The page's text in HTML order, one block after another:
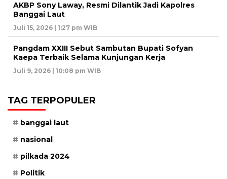
AKBP Sony Laway, Resmi Dilantik Jadi Kapolres
Banggai Laut
Juli 15, 2026 | 1:27 pm WIB
Pangdam XXIII Sebut Sambutan Bupati Sofyan
Kaepa Terbaik Selama Kunjungan Kerja
Juli 9, 2026 | 10:08 pm WIB
TAG TERPOPULER
banggai laut
nasional
pilkada 2024
Politik